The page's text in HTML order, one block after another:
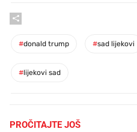
#donald trump #sad lijekovi
#lijekovi sad
PROČITAJTE JOŠ